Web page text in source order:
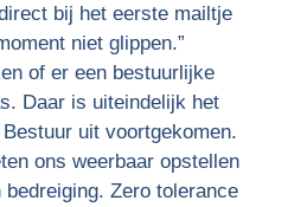
bij het eerste mailtje
niet glippen.”
of er een bestuurlijke
Daar is uiteindelijk het
uit voortgekomen.
ons weerbaar opstellen
Zero tolerance